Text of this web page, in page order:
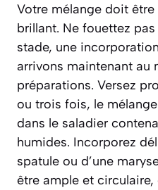
Votre mélange doit
brillant. Ne fouettez
stade, une
arrivons maintenant au
préparations. Versez
ou trois fois, le
dans le saladier
humides. Incorporez
spatule ou d’une
être ample et